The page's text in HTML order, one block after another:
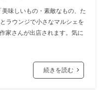
美味しいもの・素敵なもの、た
ラウンジで小さなマルシェを
家さんが出店されます。気に
続きを読む